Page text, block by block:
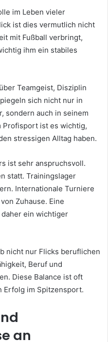
im Leben vieler
ist dies vermutlich nicht
mit Fußball verbringt,
ihm ein stabiles
Teamgeist, Disziplin
sich nicht nur in
sondern auch in seinem
Profisport ist es wichtig,
stressigen Alltag haben.
ist sehr anspruchsvoll.
statt. Trainingslager
Internationale Turniere
Zuhause. Eine
ein wichtiger
nicht nur Flicks beruflichen
Beruf und
Diese Balance ist oft
Erfolg im Spitzensport.
an